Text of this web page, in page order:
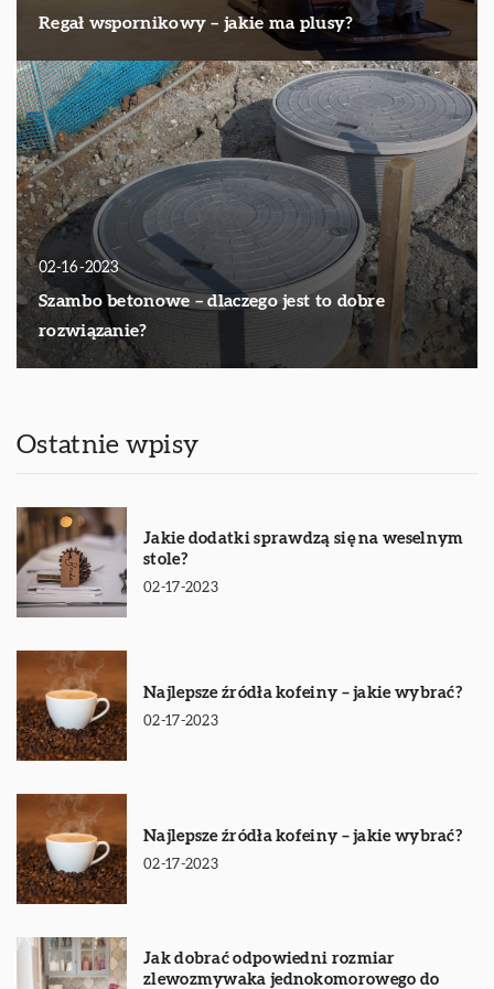
Regał wspornikowy – jakie ma plusy?
02-16-2023
Szambo betonowe – dlaczego jest to dobre
rozwiązanie?
Ostatnie wpisy
Jakie dodatki sprawdzą się na weselnym
stole?
02-17-2023
Najlepsze źródła kofeiny – jakie wybrać?
02-17-2023
Najlepsze źródła kofeiny – jakie wybrać?
02-17-2023
Jak dobrać odpowiedni rozmiar
zlewozmywaka jednokomorowego do